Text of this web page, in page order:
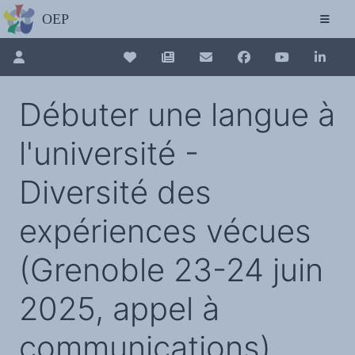
La Collection plurilinguisme sur
Nouveau dictionnaire des anglicismes
Les Assises européennes du
Découvrez le site avec Mistral IA, Deepseek, ChatGPT, etc.
La Charte européenne du plurilinguisme
Qui sommes-nous ?
Soutenir l'OEP
Agir avec l'OEP
Contacter l'OEP
Demander un stage
Régles de confidentialité
LES ACTIONS
La Lettre de l'OEP
Les éditos de l'OEP
Collection Plurilinguisme
L'annuaire des chercheurs et équipes de recherche sur le plurilinguisme
Les séminaires en partenariat
Les Assises
Une cagnotte pour installer le plurilinguisme à l'université
PÔLE RECHERCHE
Bibliographie
Colloques et séminaires
Appels à communication ou projet
Classement thématique
Instituts et centres de recherche
Débuter une langue à
l'université -
Diversité des
expériences vécues
(Grenoble 23-24 juin
2025, appel à